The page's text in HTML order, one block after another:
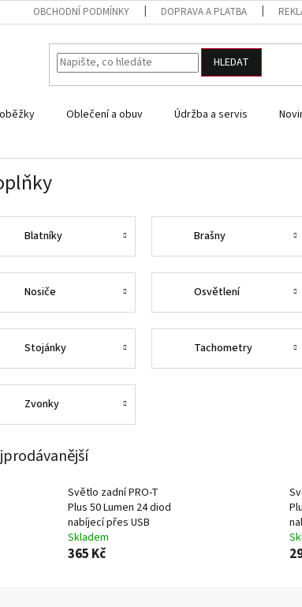
OBCHODNÍ PODMÍNKY DOPRAVA A PLATBA
HLEDAT
Oblečení a obuv Údržba a servis
Blatníky Brašny
Nosiče Osvětlení
Stojánky Tachometry
Zvonky
Světlo zadní PRO-T
Plus 50 Lumen 24 diod
nabíjecí přes USB
Skladem
365 Kč